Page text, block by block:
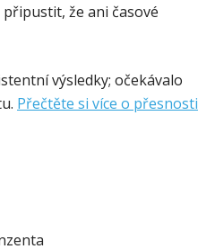
že ani časové
výsledky; očekávalo
Přečtěte si více o přesnosti